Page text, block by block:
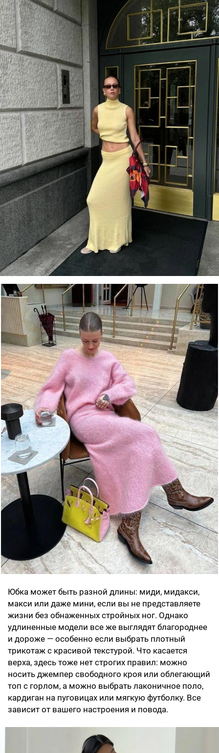
Юбка может быть разной длины: миди, мидакси,
макси или даже мини, если вы не представляете
жизни без обнаженных стройных ног. Однако
удлиненные модели все же выглядят благороднее
и дороже — особенно если выбрать плотный
трикотаж с красивой текстурой. Что касается
верха, здесь тоже нет строгих правил: можно
носить джемпер свободного кроя или облегающий
топ с горлом, а можно выбрать лаконичное поло,
кардиган на пуговицах или мягкую футболку. Все
зависит от вашего настроения и повода.